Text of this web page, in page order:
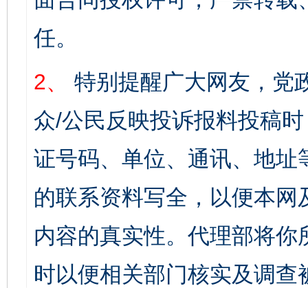
任。
2、
特别提醒广大网友，党
众/公民反映投诉报料投稿
证号码、单位、通讯、地
的联系资料写全，以便本
内容的真实性。代理部将
时以便相关部门核实及调